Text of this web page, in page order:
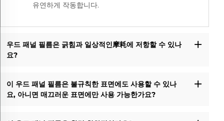
유연하게 작동합니다.
우드 패널 필름은 긁힘과 일상적인摩耗에 저항할 수 있나
요?
이 우드 패널 필름은 불규칙한 표면에도 사용할 수 있나
요, 아니면 매끄러운 표면에만 사용 가능한가요?